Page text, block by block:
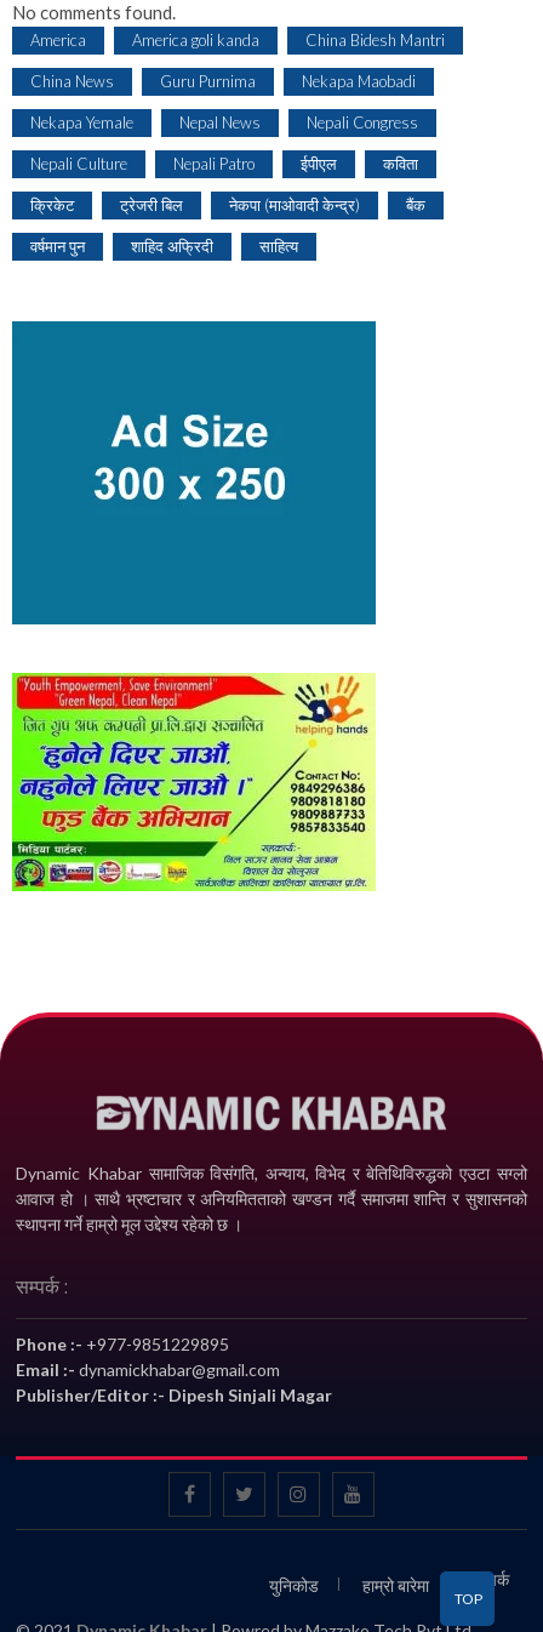
No comments found.
America America goli kanda China Bidesh Mantri
China News Guru Purnima Nekapa Maobadi
Nekapa Yemale Nepal News Nepali Congress
Nepali Culture Nepali Patro ईपीएल कविता
क्रिकेट ट्रेजरी बिल नेकपा (माओवादी केन्द्र) बैंक
वर्षमान पुन शाहिद अफ्रिदी साहित्य
Dynamic Khabar सामाजिक विसंगति, अन्याय, विभेद­ र बेतिथिविरुद्धको एउटा सग्लो
आवाज हो । साथै भ्रष्टाचार र अनियमितताको खण्डन गर्दै समाजमा शान्ति र सुशासनको
स्थापना गर्ने हाम्रो मूल उद्देश्य रहेको छ ।
सम्पर्क :
Phone :- +977-9851229895
Email :-dynamickhabar@gmail.com
Publisher/Editor :- Dipesh Sinjali Magar
युनिकोड हाम्रो बारेमा सम्पर्क
TOP